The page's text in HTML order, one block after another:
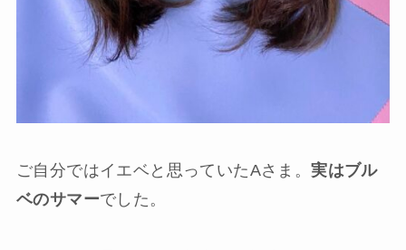
ご自分ではイエベと思っていたAさま。実はブル
ベのサマーでした。